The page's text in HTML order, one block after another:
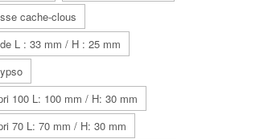
cache-clous
L : 33 mm / H : 25 mm
100 L: 100 mm / H: 30 mm
70 L: 70 mm / H: 30 mm